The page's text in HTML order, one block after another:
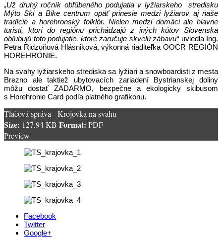
„Už druhý ročník obľúbeného podujatia v lyžiarskeho stredisku
Mýto Ski a Bike centrum opäť prinesie medzi lyžiarov aj naše
tradície a horehronský folklór. Nielen medzi domáci ale hlavne
turisti, ktorí do regiónu prichádzajú z iných kútov Slovenska
obľubujú toto podujatie, ktoré zaručuje skvelú zábavu“uviedla Ing.
Petra Ridzoňová Hlásniková, výkonná riaditeľka OOCR REGIÓN
HOREHRONIE.
Na svahy lyžiarskeho strediska sa lyžiari a snowboardisti z mesta
Brezno ale taktiež ubytovacích zariadení Bystrianskej doliny
môžu dostať ZADARMO, bezpečne a ekologicky skibusom
s Horehronie Card podľa platného grafikonu.
Tlačová správa - Krojovka na svahu
Size: 127.94 KB Format: PDF
Preview
Facebook
Twitter
Google+